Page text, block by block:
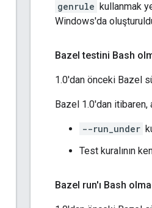
genrule kullanmak
Windows'da
Bazel testini Bash
1.0'dan önceki Bazel
Bazel 1.0'dan itibaren,
--run_under
Test kuralının
Bazel run'ı Bash